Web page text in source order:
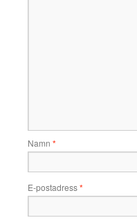
Namn *
E-postadress*